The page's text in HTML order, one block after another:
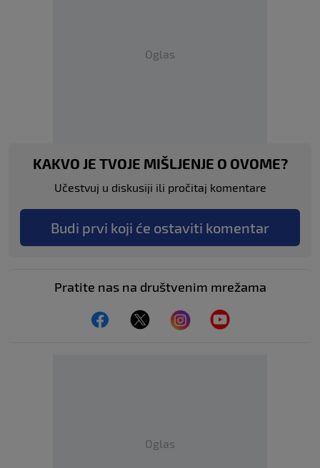
Oglas
KAKVO JE TVOJE MIŠLJENJE O OVOME?
Učestvuj u diskusiji ili pročitaj komentare
Budi prvi koji će ostaviti komentar
Pratite nas na društvenim mrežama
Oglas